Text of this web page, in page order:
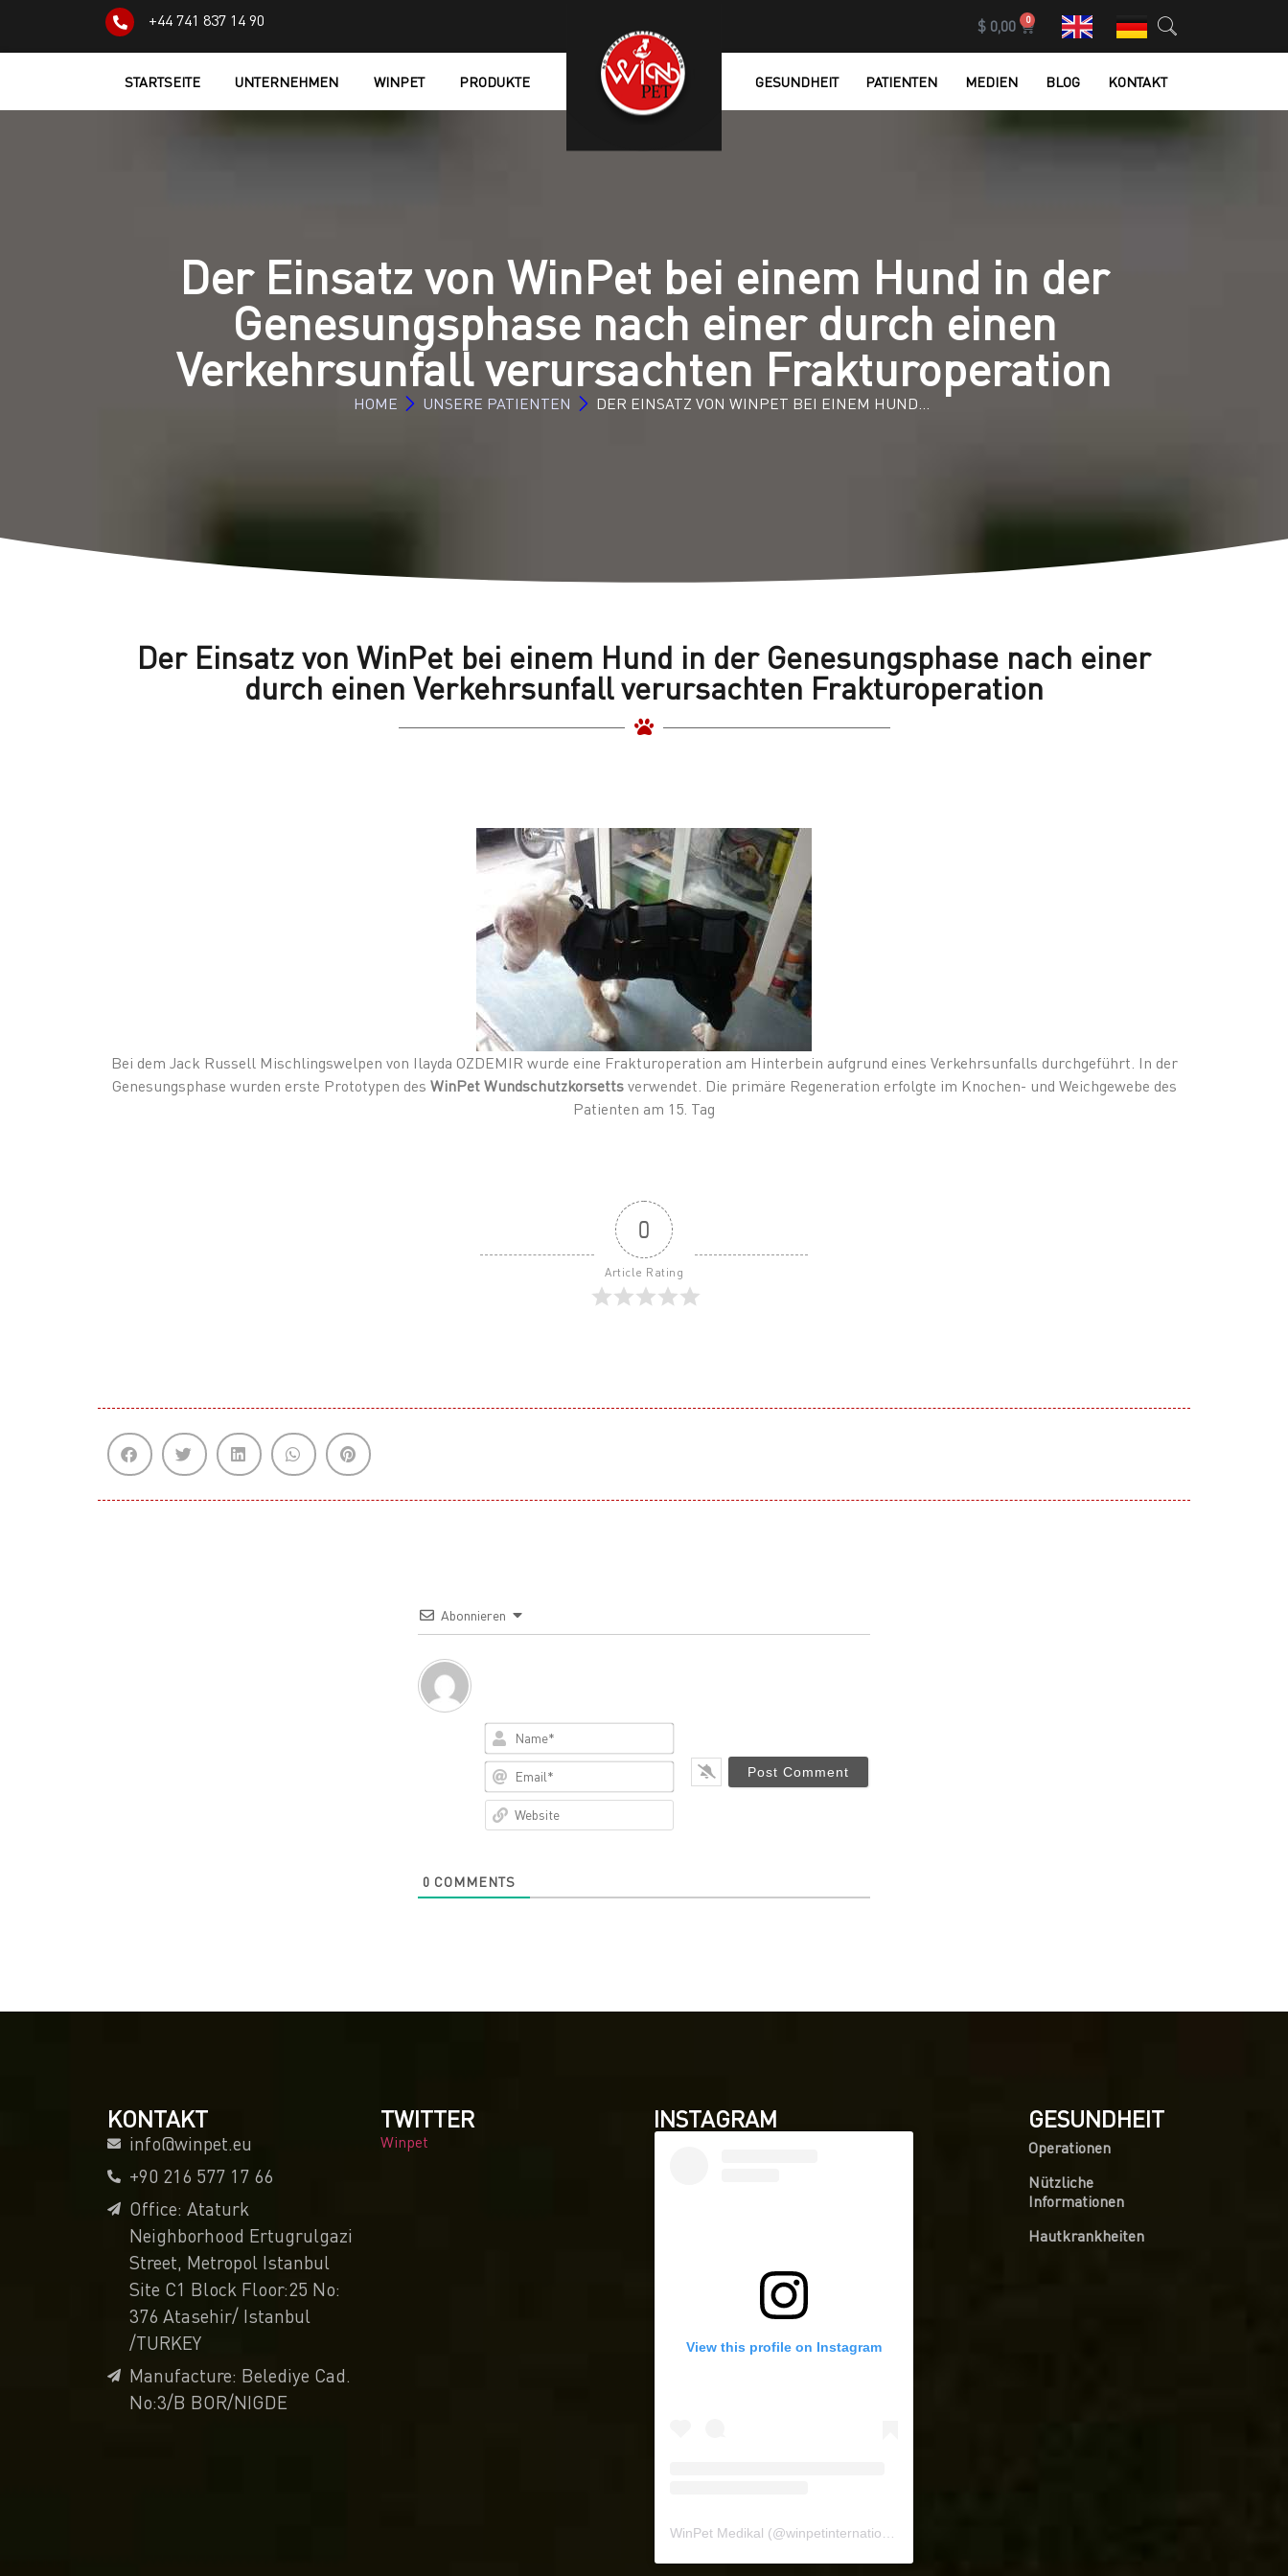
+44 741 837 14 90 $0,00 0
STARTSEITE UNTERNEHMEN WINPET PRODUKTE GESUNDHEIT PATIENTEN MEDIEN BLOG KONTAKT
Der Einsatz von WinPet bei einem Hund in der
Genesungsphase nach einer durch einen
Verkehrsunfall verursachten Frakturoperation
HOME UNSERE PATIENTEN DER EINSATZ VON WINPET BEI EINEM HUND…
Der Einsatz von WinPet bei einem Hund in der Genesungsphase nach einer
durch einen Verkehrsunfall verursachten Frakturoperation
Bei dem Jack Russell Mischlingswelpen von Ilayda OZDEMIR wurde eine Frakturoperation am Hinterbein aufgrund eines Verkehrsunfalls durchgeführt. In der
Genesungsphase wurden erste Prototypen des WinPet Wundschutzkorsettsverwendet. Die primäre Regeneration erfolgte im Knochen- und Weichgewebe des
Patienten am 15. Tag
0
Article Rating
Abonnieren
Name*
Email*
Website
0 COMMENTS
KONTAKT
info@winpet.eu
+90 216 577 17 66
Office: Ataturk
Neighborhood Ertugrulgazi
Street, Metropol Istanbul
Site C1 Block Floor:25 No:
376 Atasehir/ Istanbul
/TURKEY
Manufacture: Belediye Cad.
No:3/B BOR/NIGDE
TWITTER
Winpet
INSTAGRAM
View this profile on Instagram
WinPet Medikal (@winpetinternational
GESUNDHEIT
Operationen
Nützliche
Informationen
Hautkrankheiten